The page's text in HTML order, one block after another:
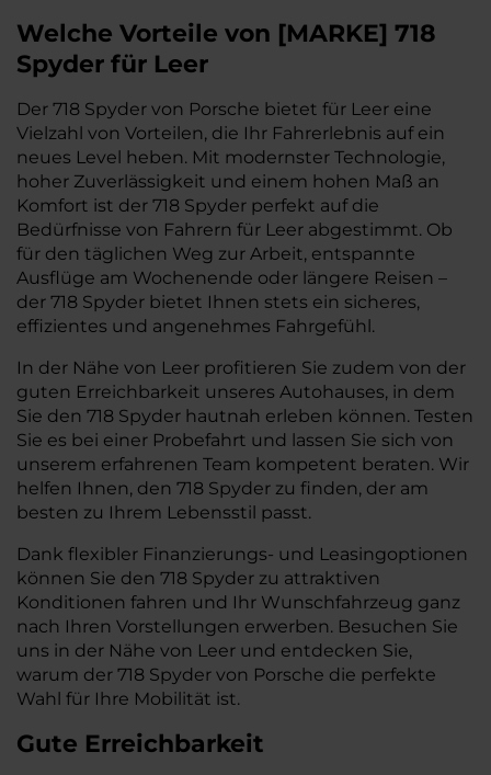
Welche Vorteile von [MARKE] 718
Spyder für Leer
Der 718 Spyder von Porsche bietet für Leer eine
Vielzahl von Vorteilen, die Ihr Fahrerlebnis auf ein
neues Level heben. Mit modernster Technologie,
hoher Zuverlässigkeit und einem hohen Maß an
Komfort ist der 718 Spyder perfekt auf die
Bedürfnisse von Fahrern für Leer abgestimmt. Ob
für den täglichen Weg zur Arbeit, entspannte
Ausflüge am Wochenende oder längere Reisen –
der 718 Spyder bietet Ihnen stets ein sicheres,
effizientes und angenehmes Fahrgefühl.
In der Nähe von Leer profitieren Sie zudem von der
guten Erreichbarkeit unseres Autohauses, in dem
Sie den 718 Spyder hautnah erleben können. Testen
Sie es bei einer Probefahrt und lassen Sie sich von
unserem erfahrenen Team kompetent beraten. Wir
helfen Ihnen, den 718 Spyder zu finden, der am
besten zu Ihrem Lebensstil passt.
Dank flexibler Finanzierungs- und Leasingoptionen
können Sie den 718 Spyder zu attraktiven
Konditionen fahren und Ihr Wunschfahrzeug ganz
nach Ihren Vorstellungen erwerben. Besuchen Sie
uns in der Nähe von Leer und entdecken Sie,
warum der 718 Spyder von Porsche die perfekte
Wahl für Ihre Mobilität ist.
Gute Erreichbarkeit